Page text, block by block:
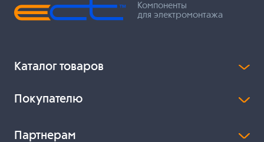
Компоненты
для электромонтажа
Каталог товаров
Покупателю
Партнерам